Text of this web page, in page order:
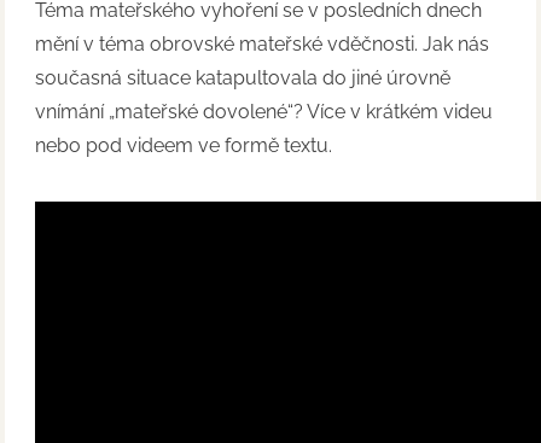
Téma mateřského vyhoření se v posledních dnech
mění v téma obrovské mateřské vděčnosti. Jak nás
současná situace katapultovala do jiné úrovně
vnímání „mateřské dovolené“? Více v krátkém videu
nebo pod videem ve formě textu.